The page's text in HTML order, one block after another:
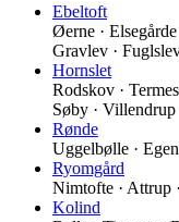
Ebeltoft
Øerne ·
Gravlev ·
Hornslet
Rodskov ·
Søby · Villendrup
Rønde
Uggelbølle ·
Ryomgård
Nimtofte · Attrup
Kolind